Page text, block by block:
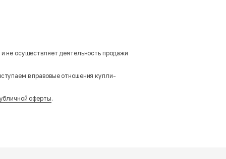
не осуществляет деятельность продажи
в правовые отношения купли-
оферты.